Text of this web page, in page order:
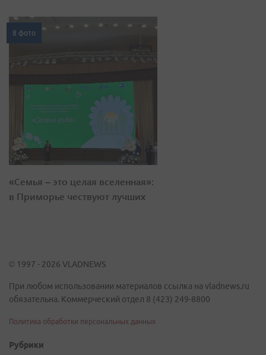
8 фото
«Семья – это целая вселенная»:
в Приморье чествуют лучших
© 1997 - 2026 VLADNEWS
При любом использовании материалов ссылка на vladnews.ru
обязательна. Коммерческий отдел 8 (423) 249-8800
Политика обработки персональных данных
Рубрики